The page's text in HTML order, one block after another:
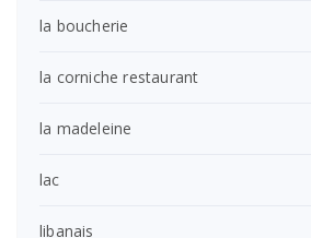
la boucherie
la corniche restaurant
la madeleine
lac
libanais